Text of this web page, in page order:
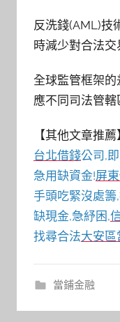
反洗錢(AML)技
時減少對合法
全球監管框架
應不同司法管
【其他文章推薦
台北借錢公司,
急用缺資金!屏
手頭吃緊沒處籌
缺現金,急紓困,
找尋合法大安區
當鋪金融